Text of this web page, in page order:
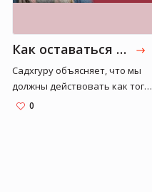
Как оставаться радостным в любой ситуации — Садхгуру
Садхгуру объясняет, что мы
должны действовать как того
требует ситуация, однако вне
0